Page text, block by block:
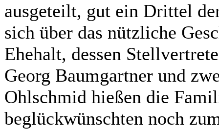
ausgeteilt, gut ein Drittel
sich über das nützliche
Ehehalt, dessen
Georg Baumgartner und
Ohlschmid hießen die
beglückwünschten noch